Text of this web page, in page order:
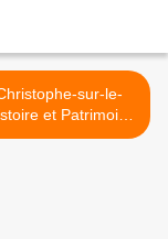
sur-le-
et Patrimoine
fête ses 20 ans (3) >